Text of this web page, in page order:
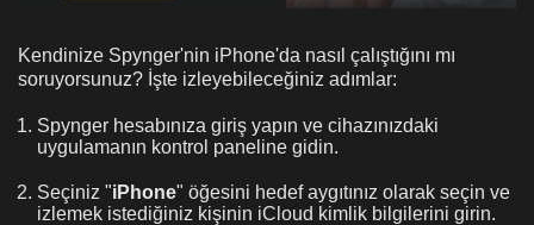
Kendinize Spynger'nin iPhone'da nasıl çalıştığını mı
soruyorsunuz? İşte izleyebileceğiniz adımlar:
Spynger hesabınıza giriş yapın ve cihazınızdaki
uygulamanın kontrol paneline gidin.
Seçiniz "iPhone" öğesini hedef aygıtınız olarak seçin ve
izlemek istediğiniz kişinin iCloud kimlik bilgilerini girin.